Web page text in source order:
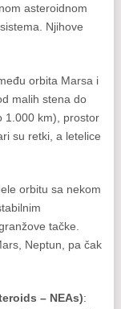
asteroidnom
Njihove
orbita Marsa i
malih stena do
1.000 km), prostor
su retki, a letelice
orbitu sa nekom
tačke.
Neptun, pa čak
– NEAs):